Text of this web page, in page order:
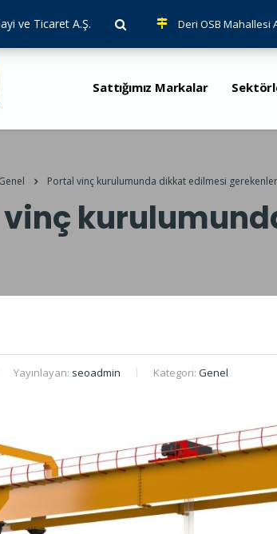
ve Ticaret A.Ş. Deri OSB Mahallesi
Sattığımız Markalar
Genel Portal vinç kurulumunda dikkat edilmesi gerekenler
Yayınlayan: seoadmin Kategori: Genel